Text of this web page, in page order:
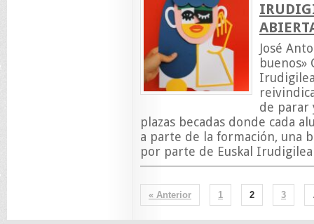
José
buenos»
de parar
plazas becadas donde cada
a parte de la formación, una
por parte de Euskal
« Anterior 1 2 3